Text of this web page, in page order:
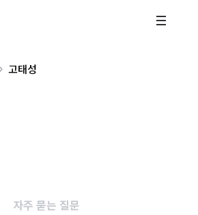
고태성
자주 묻는 질문